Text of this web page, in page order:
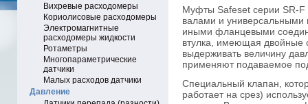
Вихревые расходомеры
Кориолисовые расходомеры
Электромагнитные
расходомеры жидкости
Ротаметры
Многопараметрические
датчики
Малых расходов датчики
Давление
Муфты Safeset серии SR-F
валами и
иными фланцевыми
втулка, имеющая двойные
выдерживать величину
применяют подаваемое
Специальный клапан,
работает на срез)